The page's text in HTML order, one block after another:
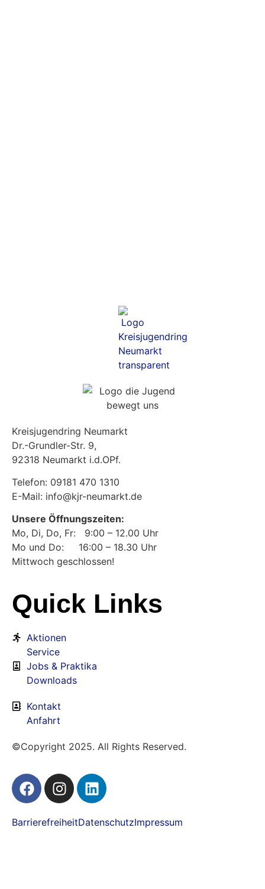
Kreisjugendring Neumarkt
Dr.-Grundler-Str. 9,
92318 Neumarkt i.d.OPf.
Telefon: 09181 470 1310
E-Mail: info@kjr-neumarkt.de
Unsere Öffnungszeiten:
Mo, Di, Do, Fr: 9:00 – 12.00 Uhr
Mo und Do: 16:00 – 18.30 Uhr
Mittwoch geschlossen!
Quick Links
Aktionen
Service
Jobs & Praktika
Downloads
Kontakt
Anfahrt
©Copyright 2025. All Rights Reserved.
BarrierefreiheitDatenschutzImpressum